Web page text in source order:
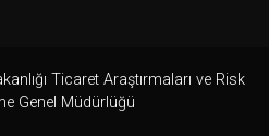
Ticaret Araştırmaları ve Risk
Genel Müdürlüğü